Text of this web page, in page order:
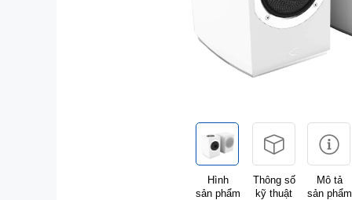
Hình
sản phẩm
Thông số
kỹ thuật
Mô tả
sản phẩm